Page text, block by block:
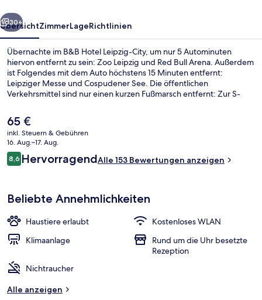
Weiter
30+
ÜbersichtZimmerLageRichtlinien
Übernachte im B&B Hotel Leipzig-City, um nur 5 Autominuten
hiervon entfernt zu sein: Zoo Leipzig und Red Bull Arena. Außerdem
ist Folgendes mit dem Auto höchstens 15 Minuten entfernt:
Leipziger Messe und Cospudener See. Die öffentlichen
Verkehrsmittel sind nur einen kurzen Fußmarsch entfernt: Zur S-
Straßenbahnhaltestelle Coppiplatz 6 Minuten.
Der
aktuelle
Preis
beträgt
65 €.
65 €
inkl. Steuern & Gebühren
16. Aug.–17. Aug.
Bewertungen
8,68,6 von 10.
HervorragendAlle 153 Bewertungen anzeigen
Beliebte Annehmlichkeiten
Haustiere erlaubt
Kostenloses WLAN
Klimaanlage
Rund um die Uhr besetzte
Rezeption
Nichtraucher
Alle anzeigen